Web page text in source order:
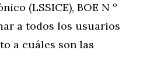
(LSSICE), BOE N º
a todos los usuarios
a cuáles son las